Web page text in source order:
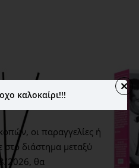
καλοκαίρι!!!
οι παραγγελίες ή
διάστημα μεταξύ
2026, θα